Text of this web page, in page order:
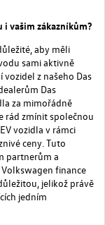
i vašim zákazníkům?
aby měli
sami aktivně
z našeho Das
Das
za mimořádně
rád zmínit společnou
vozidla v rámci
ceny. Tuto
partnerům a
finance
jelikož právě
jedním